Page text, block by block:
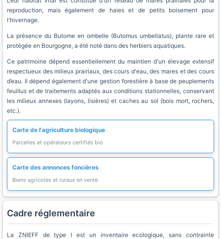
reproduction, mais également de haies et de petits boisement pour
l'hivernage.
La présence du Butome en ombelle (Butomus umbellatus), plante rare et
protégée en Bourgogne, a été noté dans des herbiers aquatiques.
Ce patrimoine dépend essentiellement du maintien d'un élevage extensif
respectueux des milieux prairiaux, des cours d'eau, des mares et des cours
d’eau. Il dépend également d'une gestion forestière à base de peuplements
feuillus et de traitements adaptés aux conditions stationnelles, conservant
les milieux annexes (layons, lisières) et caches au sol (bois mort, rochers,
etc.).
Carte de l'agriculture biologique
Parcelles et opérateurs certifiés bio
Carte des annonces foncières
Biens agricoles et ruraux en vente
Cadre réglementaire
La ZNIEFF de type I est un inventaire ecologique, sans contrainte